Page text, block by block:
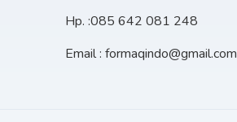
Hp. :085 642 081 248
Email : formaqindo@gmail.com